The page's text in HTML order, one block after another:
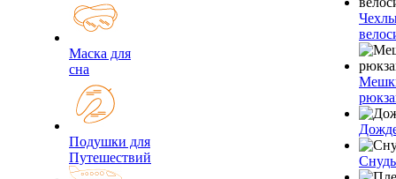
Маска для
сна
Подушки для
Путешествий